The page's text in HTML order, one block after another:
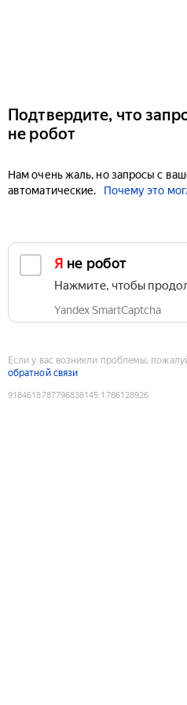
Подтвердите, что
не робот
Нам очень жаль, но запросы с
автоматические.
Почему это
Я не робот
Нажмите, чтобы
Yandex SmartCaptcha
Если у вас возникли проблемы,
обратной связи
9184618787796838145:1786128926